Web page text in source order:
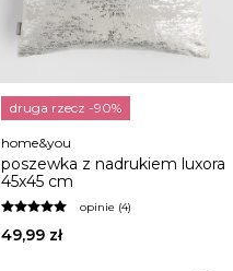
druga rzecz -90%
home&you
poszewka z nadrukiem luxora
45x45 cm
opinie (4)
49,99 zł